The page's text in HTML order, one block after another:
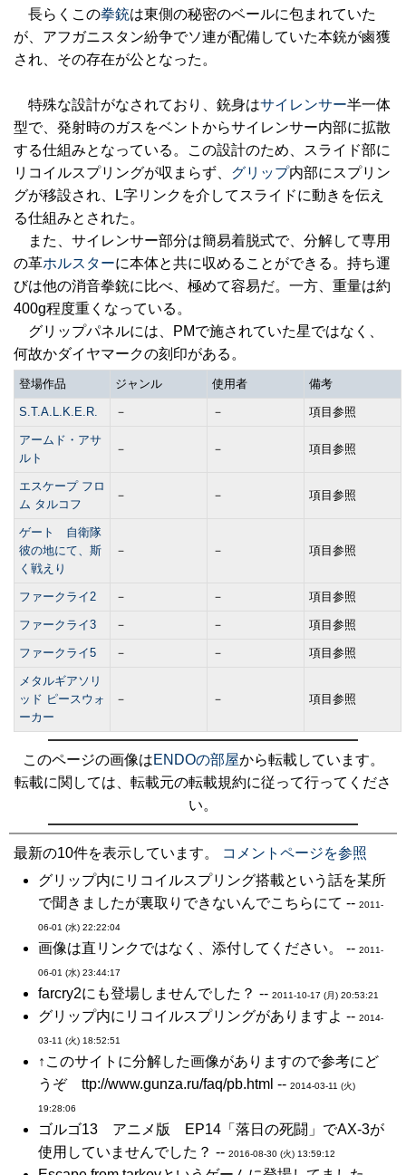
長らくこの拳銃は東側の秘密のベールに包まれていた
が、アフガニスタン紛争でソ連が配備していた本銃が鹵獲
され、その存在が公となった。
特殊な設計がなされており、銃身はサイレンサー半一体
型で、発射時のガスをベントからサイレンサー内部に拡散
する仕組みとなっている。この設計のため、スライド部に
リコイルスプリングが収まらず、 グリップ内部にスプリン
グが移設され、L字リンクを介してスライドに動きを伝え
る仕組みとされた。
また、サイレンサー部分は簡易着脱式で、分解して専用
の革ホルスターに本体と共に収めることができる。持ち運
びは他の消音拳銃に比べ、極めて容易だ。一方、重量は約
400g程度重くなっている。
グリップパネルには、PMで施されていた星ではなく、
何故かダイヤマークの刻印がある。
登場作品 ジャンル 使用者 備考
S.T.A.L.K.E.R. － － 項目参照
アームド・アサ
ルト
－ － 項目参照
エスケープ フロ
ム タルコフ
－ － 項目参照
ゲート 自衛隊
彼の地にて、斯
く戦えり
－ － 項目参照
ファークライ2 － － 項目参照
ファークライ3 － － 項目参照
ファークライ5 － － 項目参照
メタルギアソリ
ッド ピースウォ
ーカー
－ － 項目参照
このページの画像はENDOの部屋から転載しています。
転載に関しては、転載元の転載規約に従って行ってくださ
い。
最新の10件を表示しています。
コメントページを参照
グリップ内にリコイルスプリング搭載という話を某所
で聞きましたが裏取りできないんでこちらにて -- 2011-
06-01 (水) 22:22:04
画像は直リンクではなく、添付してください。 -- 2011-
06-01 (水) 23:44:17
farcry2にも登場しませんでした？ -- 2011-10-17 (月) 20:53:21
グリップ内にリコイルスプリングがありますよ -- 2014-
03-11 (火) 18:52:51
↑このサイトに分解した画像がありますので参考にど
うぞ ttp://www.gunza.ru/faq/pb.html -- 2014-03-11 (火)
19:28:06
ゴルゴ13 アニメ版 EP14「落日の死闘」でAX-3が
使用していませんでした？ -- 2016-08-30 (火) 13:59:12